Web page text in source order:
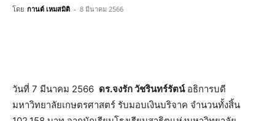
โดย กานต์ เหมสมิติ - 8 มีนาคม 2566
วันที่ 7 มีนาคม 2566 ดร.จงรัก วัชรินทร์รัตน์อธิการบดี
มหาวิทยาลัยเกษตรศาสตร์ รับมอบเงินบริจาค จำนวนทั้งสิ้น